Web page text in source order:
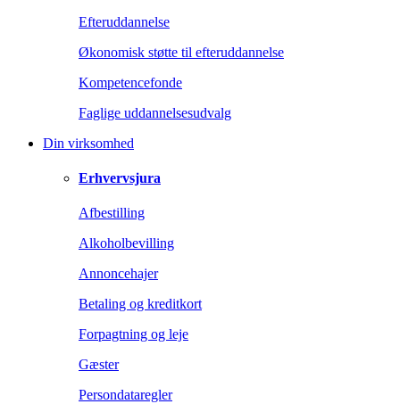
Efteruddannelse
Økonomisk støtte til efteruddannelse
Kompetencefonde
Faglige uddannelsesudvalg
Din virksomhed
Erhvervsjura
Afbestilling
Alkoholbevilling
Annoncehajer
Betaling og kreditkort
Forpagtning og leje
Gæster
Persondataregler